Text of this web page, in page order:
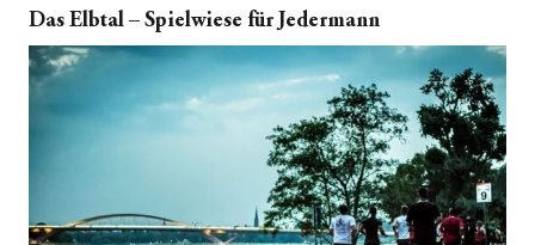
Das Elbtal – Spielwiese für Jedermann